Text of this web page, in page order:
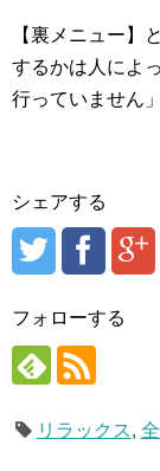
【裏メニュー】
するかは人によ
行っていません
シェアする
フォローする
リラックス,